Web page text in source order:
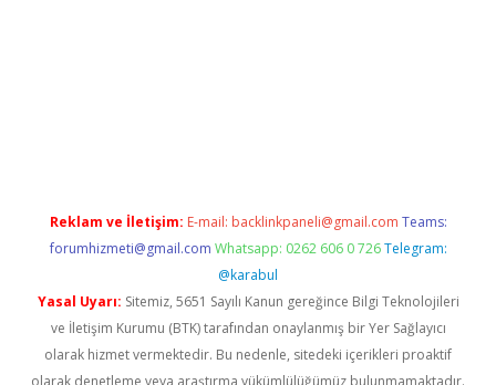
Reklam ve İletişim: E-mail: backlinkpaneli@gmail.com Teams:
forumhizmeti@gmail.com Whatsapp: 0262 606 0 726 Telegram:
@karabul
Yasal Uyarı: Sitemiz, 5651 Sayılı Kanun gereğince Bilgi Teknolojileri
ve İletişim Kurumu (BTK) tarafından onaylanmış bir Yer Sağlayıcı
olarak hizmet vermektedir. Bu nedenle, sitedeki içerikleri proaktif
olarak denetleme veya araştırma yükümlülüğümüz bulunmamaktadır.